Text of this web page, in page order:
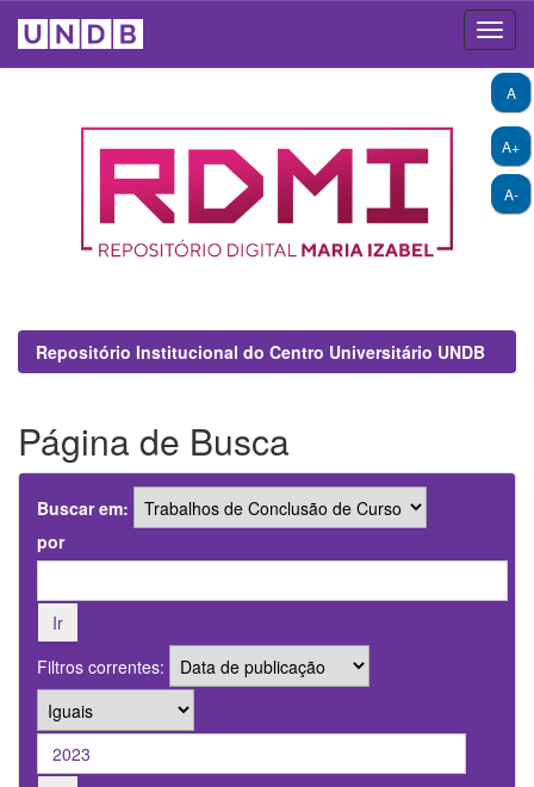
A+
A-
A
Repositório Institucional do Centro Universitário UNDB
Página de Busca
Buscar em:
por
Filtros correntes: